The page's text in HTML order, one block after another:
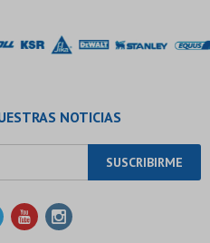
NOTICIAS
SUSCRIBIRME
 